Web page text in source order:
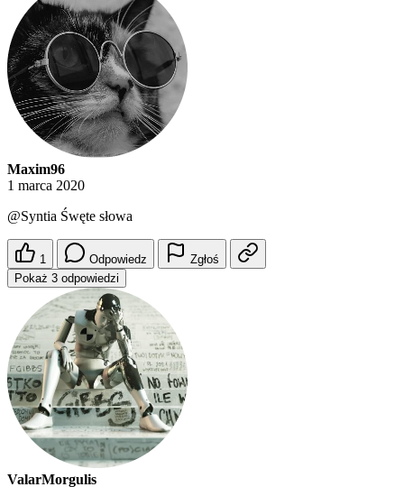
Maxim96
1 marca 2020
@Syntia Śwęte słowa
1 Odpowiedz
Zgłoś
Pokaż 3 odpowiedzi
ValarMorgulis